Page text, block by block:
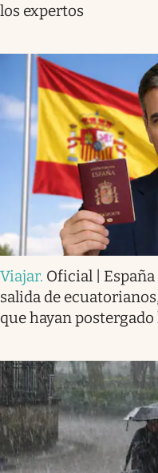
los expertos
Viajar. Oficial |
salida de
que hayan